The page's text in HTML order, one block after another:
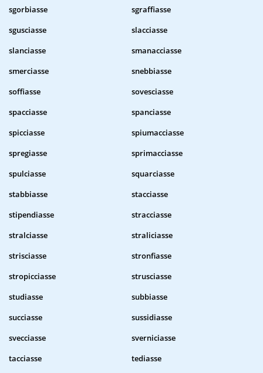
sgorbiasse
sgraffiasse
sgusciasse
slacciasse
slanciasse
smanacciasse
smerciasse
snebbiasse
soffiasse
sovesciasse
spacciasse
spanciasse
spicciasse
spiumacciasse
spregiasse
sprimacciasse
spulciasse
squarciasse
stabbiasse
stacciasse
stipendiasse
stracciasse
stralciasse
straliciasse
strisciasse
stronfiasse
stropicciasse
strusciasse
studiasse
subbiasse
succiasse
sussidiasse
svecciasse
sverniciasse
tacciasse
tediasse